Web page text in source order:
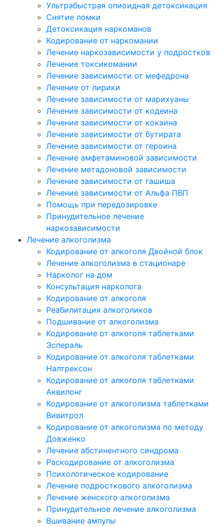
Ультрабыстрая опиоидная детоксикация
Снятие ломки
Детоксикация наркоманов
Кодирование от наркомании
Лечение наркозависимости у подростков
Лечение токсикомании
Лечение зависимости от мефедрона
Лечение от лирики
Лечение зависимости от марихуаны
Лечение зависимости от кодеина
Лечение зависимости от кокаина
Лечение зависимости от бутирата
Лечение зависимости от героина
Лечение амфетаминовой зависимости
Лечение метадоновой зависимости
Лечение зависимости от гашиша
Лечение зависимости от Альфа ПВП
Помощь при передозировке
Принудительное лечение
наркозависимости
Лечение алкоголизма
Кодирование от алкоголя Двойной блок
Лечение алкоголизма в стационаре
Нарколог на дом
Консультация нарколога
Кодирование от алкоголя
Реабилитация алкоголиков
Подшивание от алкоголизма
Кодирование от алкоголя таблетками
Эспераль
Кодирование от алкоголя таблетками
Налтрексон
Кодирование от алкоголя таблетками
Аквилонг
Кодирование от алкоголизма таблетками
Вивитрол
Кодирование от алкоголизма по методу
Довженко
Лечение абстинентного синдрома
Раскодирование от алкоголизма
Психологическое кодирование
Лечение подросткового алкоголизма
Лечение женского алкоголизма
Принудительное лечение алкоголизма
Вшивание ампулы